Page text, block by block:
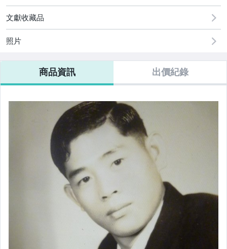
文獻收藏品
照片
商品資訊 出價紀錄